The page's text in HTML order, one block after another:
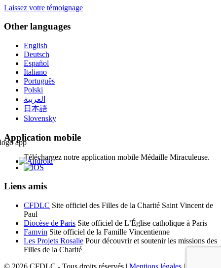
Laissez votre témoignage
Other languages
English
Deutsch
Español
Italiano
Português
Polski
العربية
日本語
Slovensky
Application mobile
Téléchargez notre application mobile Médaille Miraculeuse.
Liens amis
CFDLC Site officiel des Filles de la Charité Saint Vincent de
Paul
Diocèse de Paris Site officiel de L’Église catholique à Paris
Famvin Site officiel de la Famille Vincentienne
Les Projets Rosalie Pour découvrir et soutenir les missions des
Filles de la Charité